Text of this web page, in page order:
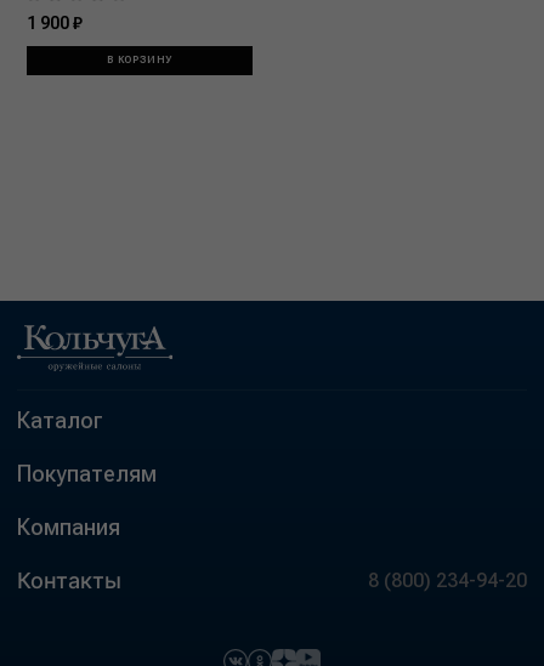
1 900 ₽
В КОРЗИНУ
Каталог
Покупателям
Компания
Контакты 8 (800) 234-94-20